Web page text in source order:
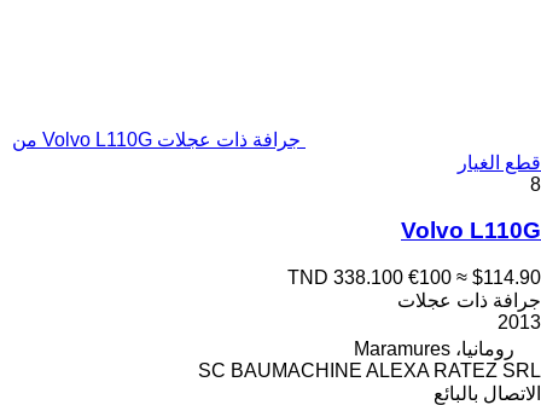
جرافة ذات عجلات Volvo L110G من
قطع الغيار
8
Volvo L110G
TND 338.100 €100 ≈ $114.90
جرافة ذات عجلات
2013
رومانيا، Maramures
SC BAUMACHINE ALEXA RATEZ SRL
الاتصال بالبائع